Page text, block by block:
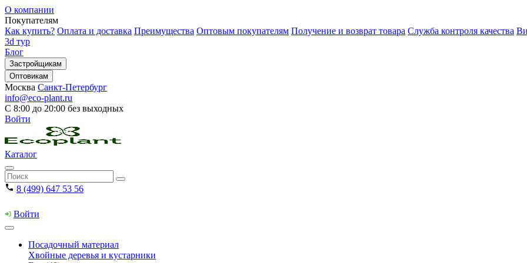
О компании
Покупателям
Как купить? Оплата и доставка Преимущества Оптовым покупателям Получение и возврат товара Служба контроля качества
3d тур
Блог
Застройщикам
Оптовикам
Москва Санкт-Петербург
info@eco-plant.ru
С 8:00 до 20:00 без выходных
Войти
Каталог
8 (499) 647 53 56
Войти
Посадочный материал
Хвойные деревья и кустарники